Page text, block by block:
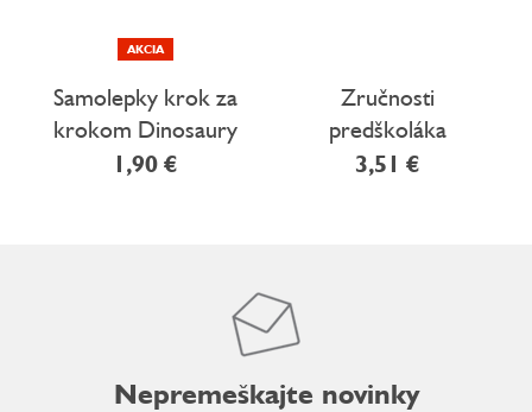
AKCIA
Samolepky krok za
krokom Dinosaury
1,90 €
Zručnosti
predškoláka
Rozdeľovanie a
3,51 €
Nepremeškajte novinky